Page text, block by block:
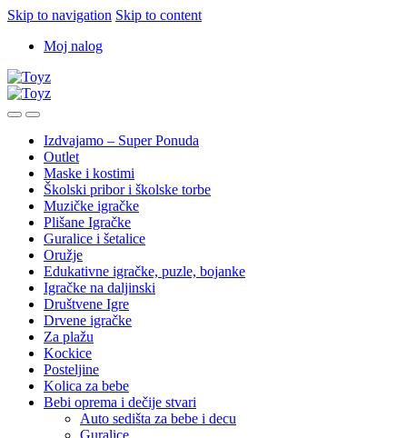
Skip to navigation Skip to content
Moj nalog
Izdvajamo – Super Ponuda
Outlet
Maske i kostimi
Školski pribor i školske torbe
Muzičke igračke
Plišane Igračke
Guralice i šetalice
Oružje
Edukativne igračke, puzle, bojanke
Igračke na daljinski
Društvene Igre
Drvene igračke
Za plažu
Kockice
Posteljine
Kolica za bebe
Bebi oprema i dečije stvari
Auto sedišta za bebe i decu
Guralice